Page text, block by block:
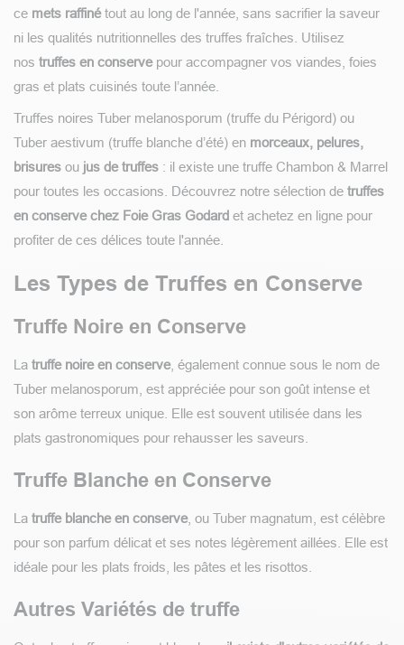
ce mets raffinétout au long de l'année, sans sacrifier la saveur
ni les qualités nutritionnelles des truffes fraîches. Utilisez
nos truffes en conservepour accompagner vos viandes, foies
gras et plats cuisinés toute l’année.
Truffes noires Tuber melanosporum (truffe du Périgord) ou
Tuber aestivum (truffe blanche d’été) en morceaux, pelures,
brisures ou jus de truffes : il existe une truffe Chambon & Marrel
pour toutes les occasions. Découvrez notre sélection de truffes
en conserve chez Foie Gras Godard et achetez en ligne pour
profiter de ces délices toute l'année.
Les Types de Truffes en Conserve
Truffe Noire en Conserve
La truffe noire en conserve, également connue sous le nom de
Tuber melanosporum, est appréciée pour son goût intense et
son arôme terreux unique. Elle est souvent utilisée dans les
plats gastronomiques pour rehausser les saveurs.
Truffe Blanche en Conserve
La truffe blanche en conserve, ou Tuber magnatum, est célèbre
pour son parfum délicat et ses notes légèrement aillées. Elle est
idéale pour les plats froids, les pâtes et les risottos.
Autres Variétés de truffe